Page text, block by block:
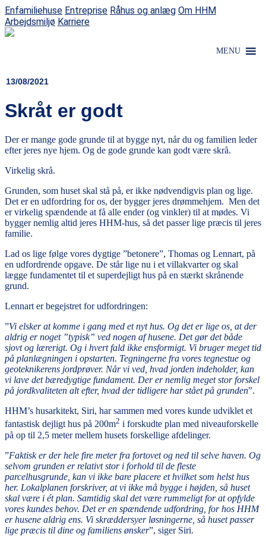
Enfamiliehuse Entreprise Råhus og anlæg Om HHM
Arbejdsmiljø Karriere
MENU
13/08/2021
Skråt er godt
Der er mange gode grunde til at bygge nyt, når du og familien leder
efter jeres nye hjem. Og de gode grunde kan godt være skrå.
Virkelig skrå.
Grunden, som huset skal stå på, er ikke nødvendigvis plan og lige.
Det er en udfordring for os, der bygger jeres drømmehjem. Men det
er virkelig spændende at få alle ender (og vinkler) til at mødes. Vi
bygger nemlig altid jeres HHM-hus, så det passer lige præcis til jeres
familie.
Lad os lige følge vores dygtige ”betonere”, Thomas og Lennart, på
en udfordrende opgave. De står lige nu i et villakvarter og skal
lægge fundamentet til et superdejligt hus på en stærkt skrånende
grund.
Lennart er begejstret for udfordringen:
”Vi elsker at komme i gang med et nyt hus. Og det er lige os, at der
aldrig er noget ”typisk” ved nogen af husene. Det gør det både
sjovt og lærerigt. Og i hvert fald ikke ensformigt. Vi bruger meget tid
på planlægningen i opstarten. Tegningerne fra vores tegnestue og
geoteknikerens jordprøver. Når vi ved, hvad jorden indeholder, kan
vi lave det bæredygtige fundament. Der er nemlig meget stor forskel
på jordkvaliteten alt efter, hvad der tidligere har stået på grunden”.
HHM’s husarkitekt, Siri, har sammen med vores kunde udviklet et
fantastisk dejligt hus på 200m2 i forskudte plan med niveauforskelle
på op til 2,5 meter mellem husets forskellige afdelinger.
”Faktisk er der hele fire meter fra fortovet og ned til selve haven. Og
selvom grunden er relativt stor i forhold til de fleste
parcelhusgrunde, kan vi ikke bare placere et hvilket som helst hus
her. Lokalplanen forskriver, at vi ikke må bygge i højden, så huset
skal være i ét plan. Samtidig skal det være rummeligt for at opfylde
vores kundes behov. Det er en spændende udfordring, for hos HHM
er husene aldrig ens. Vi skræddersyer løsningerne, så huset passer
lige præcis til dine og familiens ønsker”, siger Siri.